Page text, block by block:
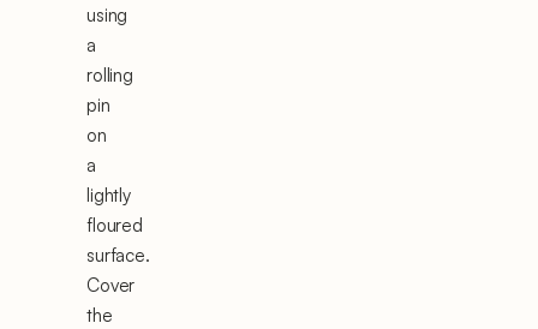
using
a
rolling
pin
on
a
lightly
floured
surface.
Cover
the